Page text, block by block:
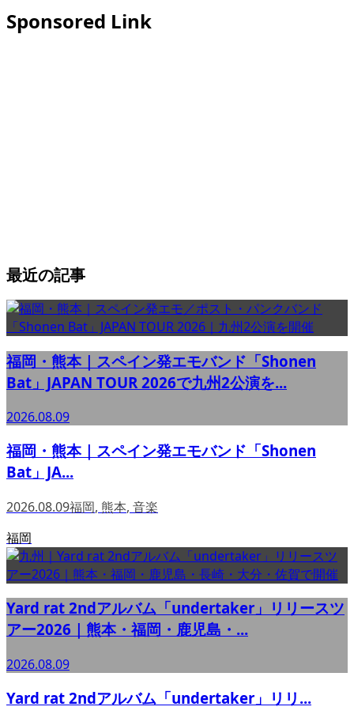
Sponsored Link
最近の記事
福岡・熊本｜スペイン発エモバンド「Shonen
Bat」JAPAN TOUR 2026で九州2公演を...
2026.08.09
福岡・熊本｜スペイン発エモバンド「Shonen
Bat」JA...
2026.08.09福岡, 熊本, 音楽
福岡
Yard rat 2ndアルバム「undertaker」リリースツ
アー2026｜熊本・福岡・鹿児島・...
2026.08.09
Yard rat 2ndアルバム「undertaker」リリ...